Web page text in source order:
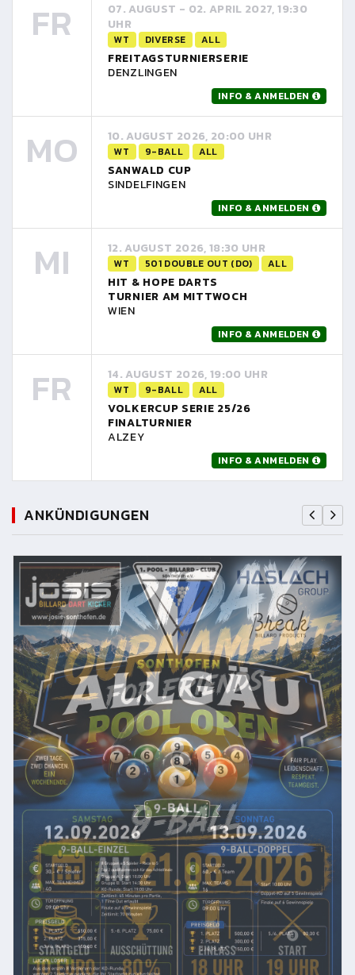
FR
07. AUGUST - 02. APRIL 2027, 19:30
UHR
WT DIVERSE ALL
FREITAGSTURNIERSERIE
DENZLINGEN
INFO & ANMELDEN
MO 10. AUGUST 2026, 20:00 UHR
WT 9-BALL ALL
SANWALD CUP
SINDELFINGEN
INFO & ANMELDEN
MI 12. AUGUST 2026, 18:30 UHR
WT 501 DOUBLE OUT (DO) ALL
HIT & HOPE DARTS
TURNIER AM MITTWOCH
WIEN
INFO & ANMELDEN
FR 14. AUGUST 2026, 19:00 UHR
WT 9-BALL ALL
VOLKERCUP SERIE 25/26
FINALTURNIER
ALZEY
INFO & ANMELDEN
ANKÜNDIGUNGEN